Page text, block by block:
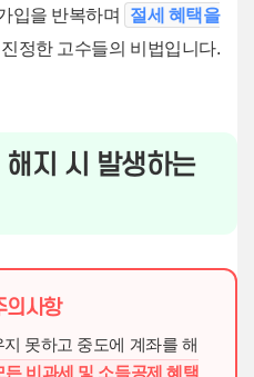
입을 반복하며
절세 혜택을
정한 고수들의 비법입니다.
지 시 발생하는
의사항
못하고 중도에 계좌를 해
든 비과세 및 소득공제 혜택